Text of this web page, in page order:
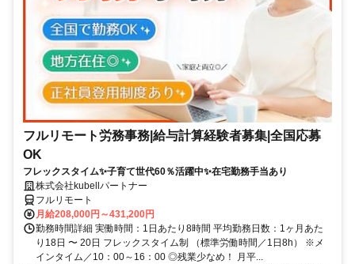
フルリモート労務事務|給与計算経験者募集|全国応募
OK
フレックスタイム✨子育て世代60％活躍中✨在宅勤務手当あり
株式会社kubellパートナー
フルリモート
月給208,000円～431,200円
勤務時間詳細 実働時間：1日あたり8時間 平均勤務日数：1ヶ月あた
り18日 〜 20日 フレックスタイム制 （標準労働時間／1日8h） ※メ
インタイム／10：00～16：00 ◎残業少なめ！ 月平...